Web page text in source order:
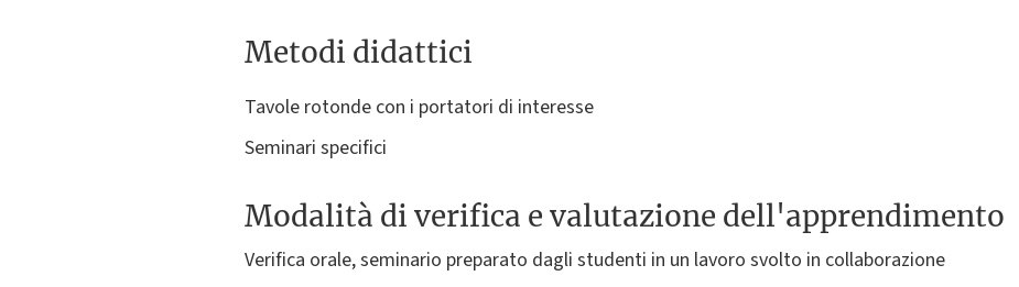
Metodi didattici
Tavole rotonde con i portatori di interesse
Seminari specifici
Modalità di verifica e valutazione dell'apprendimento
Verifica orale, seminario preparato dagli studenti in un lavoro svolto in collaborazione